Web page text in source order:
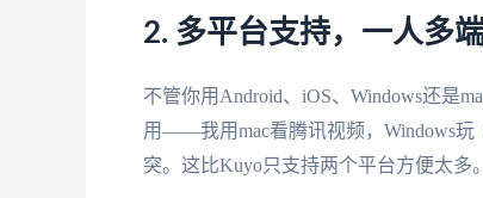
2. 多平台支持，一人多
不管你用Android、iOS、Windows还是
用——我用mac看腾讯视频，Windows玩
突。这比Kuyo只支持两个平台方便太多。